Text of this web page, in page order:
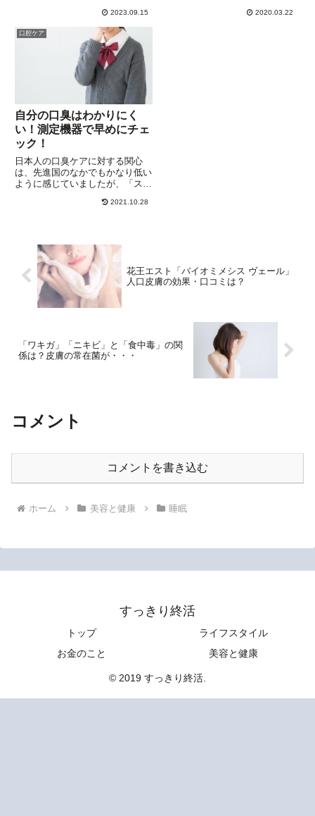
くることがあります。”こむら返
り”です。なんの兆候もないとこ
ろからいきなりの激痛ですから、
対応が遅れることが多く、額に
2023.09.15
ほどていねいにアルコール消毒を
2020.03.22
口腔ケア
自分の口臭はわかりにく
い！測定機器で早めにチェ
ック！
日本人の口臭ケアに対する関心
は、先進国のなかでもかなり低い
ように感じていましたが、「スメ
速に高まってきたようです。自分
2021.10.28
花王エスト「バイオミメシス ヴェール」
人口皮膚の効果・口コミは？
「ワキガ」「ニキビ」と「食中毒」の関
係は？皮膚の常在菌が・・・
コメント
コメントを書き込む
ホーム 美容と健康 睡眠
すっきり終活
トップ
ライフスタイル
お金のこと
美容と健康
© 2019 すっきり終活.